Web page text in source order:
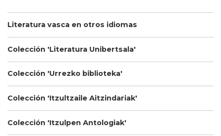
Literatura vasca en otros idiomas
Colección 'Literatura Unibertsala'
Colección 'Urrezko biblioteka'
Colección 'Itzultzaile Aitzindariak'
Colección 'Itzulpen Antologiak'